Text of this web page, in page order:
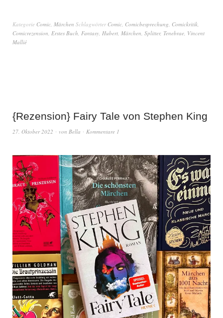
Kategorie Comic Märchen Schlagwörter Comic Comicbesprechung Comickritik
Comicrezension Erstes Buch Fantasy Hubert Märchen Splitter, Tenebrae Vincent
Mallié
{Rezension} Fairy Tale von Stephen King
27. Oktober 2022 von Bella Kommentare 1